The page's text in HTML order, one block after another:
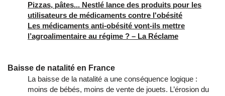
Pizzas, pâtes... Nestlé lance des produits pour les
utilisateurs de médicaments contre l'obésité
Les médicaments anti-obésité vont-ils mettre
l’agroalimentaire au régime ? – La Réclame
Baisse de natalité en France
La baisse de la natalité a une conséquence logique :
moins de bébés, moins de vente de jouets. L’érosion du